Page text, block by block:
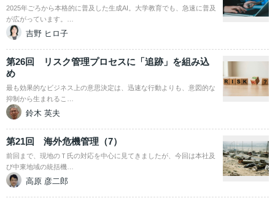
2025年ごろから本格的に普及した生成AI。大学教育でも、急速に普及
が広がっています。…
吉野 ヒロ子
第26回 リスク管理プロセスに「追跡」を組み込
め
最も効果的なビジネス上の意思決定は、迅速な行動よりも、意図的な
抑制から生まれるこ…
鈴木 英夫
第21回 海外危機管理（7）
前回まで、現地のＴ氏の対応を中心に見てきましたが、今回は本社及
び中東地域の統括機…
高原 彦二郎